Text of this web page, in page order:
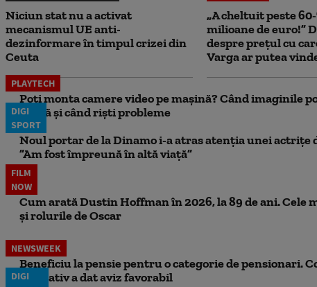
Niciun stat nu a activat
mecanismul UE anti-
dezinformare în timpul crizei din
Ceuta
„A cheltuit peste
milioane de euro!”
despre prețul cu
Varga ar putea
PLAYTECH
Poți monta camere video pe mașină? Când imaginile
probă și când riști probleme
DIGI
SPORT
Noul portar de la Dinamo i-a atras atenția unei actrițe
”Am fost împreună în altă viață”
FILM
NOW
Cum arată Dustin Hoffman în 2026, la 89 de ani. Cele
și rolurile de Oscar
NEWSWEEK
Beneficiu la pensie pentru o categorie de pensionari.
legislativ a dat aviz favorabil
DIGI